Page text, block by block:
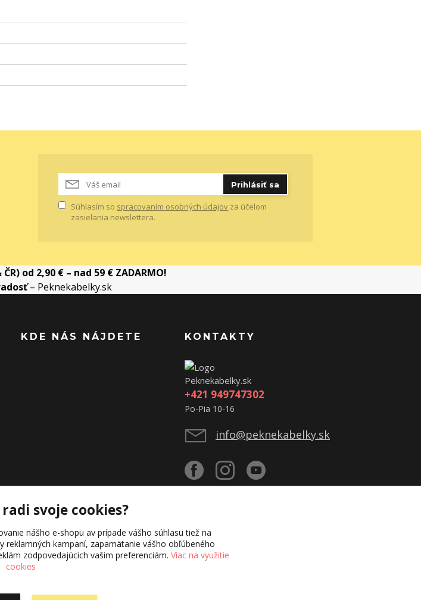
Prihlásiť sa
Súhlasím so spracovaním osobných údajov za účelom
zasielania newslettera.
od 2,90 € – nad 59 € ZADARMO!
– Peknekabelky.sk
KDE NÁS NÁJDETE KONTAKTY
Peknekabelky.sk
+421 949747302
Po-Pia 10-16
info@peknekabelky.sk
svoje cookies?
nášho e-shopu av prípade vášho súhlasu tiež na
kampaní, zapamätanie vášho obľúbeného
zodpovedajúcich vašim preferenciám. Viac na využitie
cookies